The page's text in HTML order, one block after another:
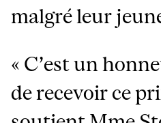
malgré leur
« C’est un
de recevoir ce